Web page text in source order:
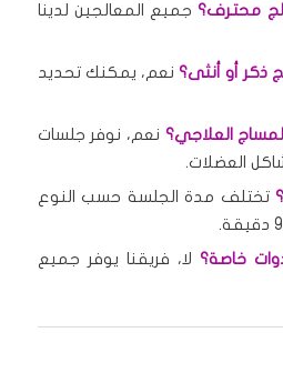
محترف؟ جميع المعالجين لدينا
ذكر أو أنثى؟ نعم، يمكنك تحديد
العلاجي؟ نعم، نوفر جلسات
العضلات.
تختلف مدة الجلسة حسب النوع
خاصة؟ لا، فريقنا يوفر جميع